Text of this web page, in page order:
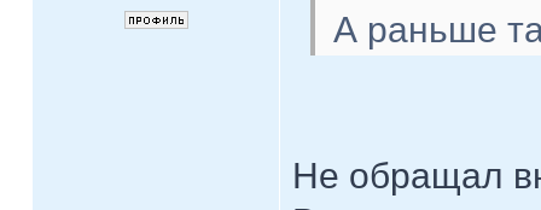
А раньше
Не обращал